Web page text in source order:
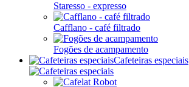
Staresso - expresso
Cafflano - café filtrado
Fogões de acampamento
Cafeteiras especiais